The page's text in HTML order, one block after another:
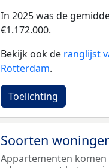
In 2025 was de
€1.172.000.
Bekijk ook de ranglijst
Rotterdam.
Toelichting
Soorten
Appartementen komen